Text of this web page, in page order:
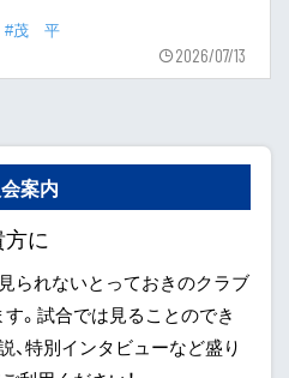
#茂 平
2026/07/13
案内
に
られないとっておきのクラブ
。試合では見ることのでき
、特別インタビューなど盛り